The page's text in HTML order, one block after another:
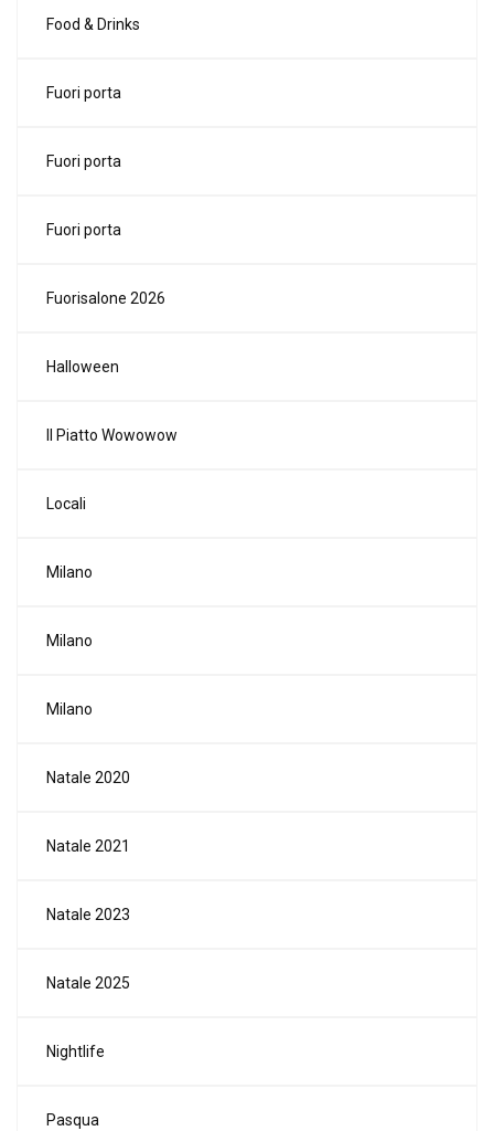
Food & Drinks
Fuori porta
Fuori porta
Fuori porta
Fuorisalone 2026
Halloween
Il Piatto Wowowow
Locali
Milano
Milano
Milano
Natale 2020
Natale 2021
Natale 2023
Natale 2025
Nightlife
Pasqua